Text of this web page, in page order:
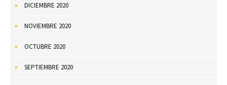
DICIEMBRE 2020
NOVIEMBRE 2020
OCTUBRE 2020
SEPTIEMBRE 2020